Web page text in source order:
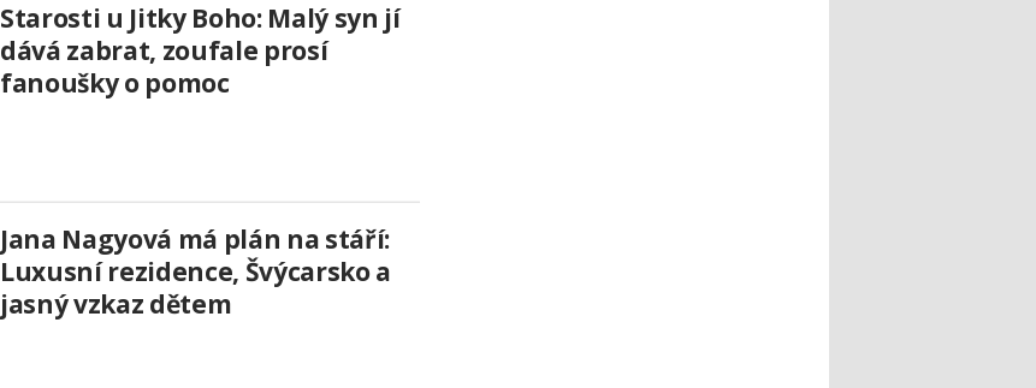
Starosti u Jitky Boho: Malý syn jí
dává zabrat, zoufale prosí
fanoušky o pomoc
Jana Nagyová má plán na stáří:
Luxusní rezidence, Švýcarsko a
jasný vzkaz dětem